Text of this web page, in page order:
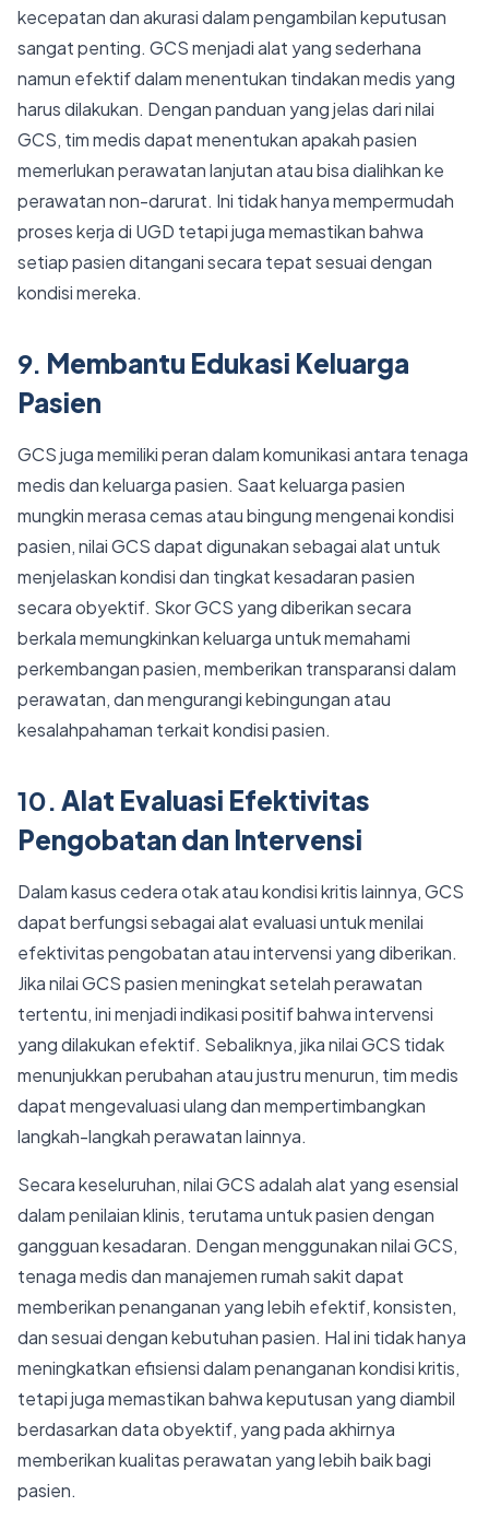
kecepatan dan akurasi dalam pengambilan keputusan
sangat penting. GCS menjadi alat yang sederhana
namun efektif dalam menentukan tindakan medis yang
harus dilakukan. Dengan panduan yang jelas dari nilai
GCS, tim medis dapat menentukan apakah pasien
memerlukan perawatan lanjutan atau bisa dialihkan ke
perawatan non-darurat. Ini tidak hanya mempermudah
proses kerja di UGD tetapi juga memastikan bahwa
setiap pasien ditangani secara tepat sesuai dengan
kondisi mereka.
9. Membantu Edukasi Keluarga
Pasien
GCS juga memiliki peran dalam komunikasi antara tenaga
medis dan keluarga pasien. Saat keluarga pasien
mungkin merasa cemas atau bingung mengenai kondisi
pasien, nilai GCS dapat digunakan sebagai alat untuk
menjelaskan kondisi dan tingkat kesadaran pasien
secara obyektif. Skor GCS yang diberikan secara
berkala memungkinkan keluarga untuk memahami
perkembangan pasien, memberikan transparansi dalam
perawatan, dan mengurangi kebingungan atau
kesalahpahaman terkait kondisi pasien.
10. Alat Evaluasi Efektivitas
Pengobatan dan Intervensi
Dalam kasus cedera otak atau kondisi kritis lainnya, GCS
dapat berfungsi sebagai alat evaluasi untuk menilai
efektivitas pengobatan atau intervensi yang diberikan.
Jika nilai GCS pasien meningkat setelah perawatan
tertentu, ini menjadi indikasi positif bahwa intervensi
yang dilakukan efektif. Sebaliknya, jika nilai GCS tidak
menunjukkan perubahan atau justru menurun, tim medis
dapat mengevaluasi ulang dan mempertimbangkan
langkah-langkah perawatan lainnya.
Secara keseluruhan, nilai GCS adalah alat yang esensial
dalam penilaian klinis, terutama untuk pasien dengan
gangguan kesadaran. Dengan menggunakan nilai GCS,
tenaga medis dan manajemen rumah sakit dapat
memberikan penanganan yang lebih efektif, konsisten,
dan sesuai dengan kebutuhan pasien. Hal ini tidak hanya
meningkatkan efisiensi dalam penanganan kondisi kritis,
tetapi juga memastikan bahwa keputusan yang diambil
berdasarkan data obyektif, yang pada akhirnya
memberikan kualitas perawatan yang lebih baik bagi
pasien.